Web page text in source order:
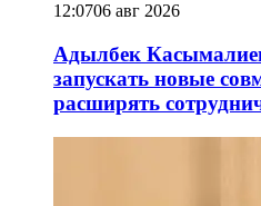
12:0706 авг 2026
Адылбек
запускать новые
расширять